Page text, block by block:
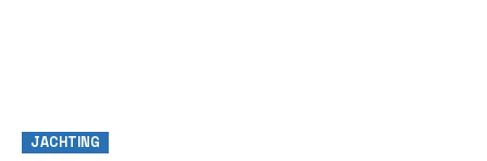
JACHTING